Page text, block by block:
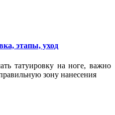
этапы, уход
татуировку на ноге, важно
зону нанесения